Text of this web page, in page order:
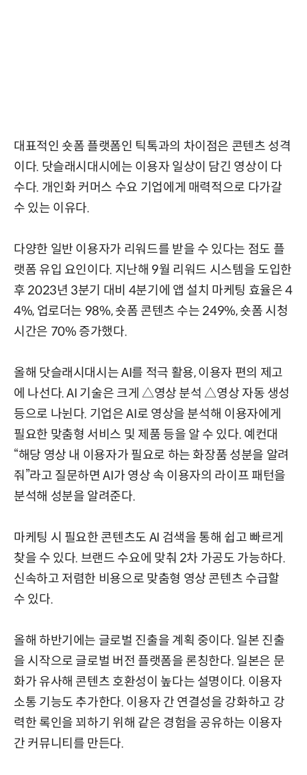
대표적인 숏폼 플랫폼인 틱톡과의 차이점은 콘텐츠 성격
이다. 닷슬래시대시에는 이용자 일상이 담긴 영상이 다
수다. 개인화 커머스 수요 기업에게 매력적으로 다가갈
수 있는 이유다.
다양한 일반 이용자가 리워드를 받을 수 있다는 점도 플
랫폼 유입 요인이다. 지난해 9월 리워드 시스템을 도입한
후 2023년 3분기 대비 4분기에 앱 설치 마케팅 효율은 4
4%, 업로더는 98%, 숏폼 콘텐츠 수는 249%, 숏폼 시청
시간은 70% 증가했다.
올해 닷슬래시대시는 AI를 적극 활용, 이용자 편의 제고
에 나선다. AI 기술은 크게 △영상 분석 △영상 자동 생성
등으로 나뉜다. 기업은 AI로 영상을 분석해 이용자에게
필요한 맞춤형 서비스 및 제품 등을 알 수 있다. 예컨대
“해당 영상 내 이용자가 필요로 하는 화장품 성분을 알려
줘”라고 질문하면 AI가 영상 속 이용자의 라이프 패턴을
분석해 성분을 알려준다.
마케팅 시 필요한 콘텐츠도 AI 검색을 통해 쉽고 빠르게
찾을 수 있다. 브랜드 수요에 맞춰 2차 가공도 가능하다.
신속하고 저렴한 비용으로 맞춤형 영상 콘텐츠 수급할
수 있다.
올해 하반기에는 글로벌 진출을 계획 중이다. 일본 진출
을 시작으로 글로벌 버전 플랫폼을 론칭한다. 일본은 문
화가 유사해 콘텐츠 호환성이 높다는 설명이다. 이용자
소통 기능도 추가한다. 이용자 간 연결성을 강화하고 강
력한 록인을 꾀하기 위해 같은 경험을 공유하는 이용자
간 커뮤니티를 만든다.